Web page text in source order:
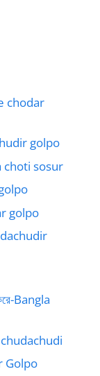
chodar
golpo
choti sosur
golpo
করে-Bangla
chudachudi
Golpo